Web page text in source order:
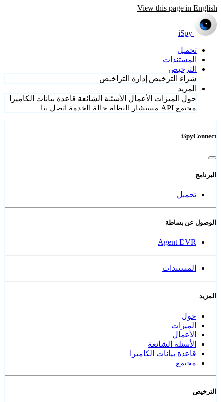
View this page in English
iSpy
تحميل
المستندات
الترخيص
شراء الترخيص إدارة التراخيص
المزيد
حول الميزات الأعمال الأسئلة الشائعة قاعدة بيانات الكاميرا
مجتمع API مستشار النظام حالة الخدمة اتصل بنا
iSpyConnect
البرنامج
تحميل
الوصول عن بساطة
Agent DVR
المستندات
المزيد
حول
الميزات
الأعمال
الأسئلة الشائعة
قاعدة بيانات الكاميرا
مجتمع
الترخيص